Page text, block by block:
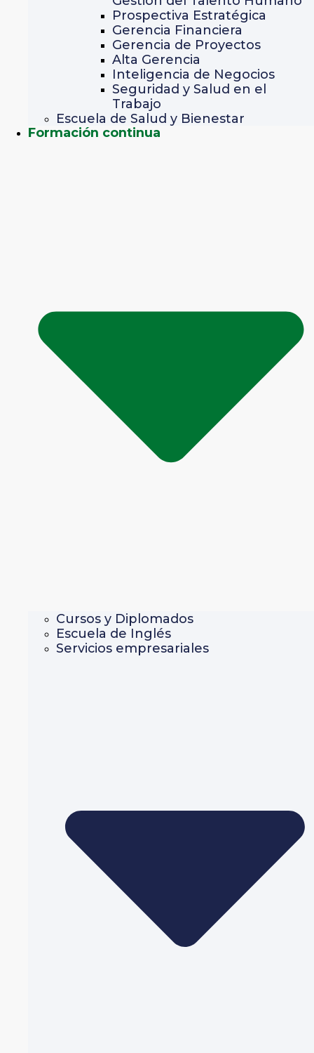
Prospectiva Estratégica
Gerencia Financiera
Gerencia de Proyectos
Alta Gerencia
Inteligencia de Negocios
Seguridad y Salud en el
Trabajo
Escuela de Salud y Bienestar
Formación continua
Cursos y Diplomados
Escuela de Inglés
Servicios empresariales